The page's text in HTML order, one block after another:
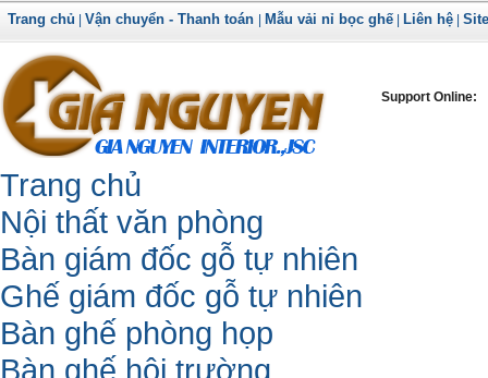
Trang chủ Vận chuyển - Thanh toán Mẫu vải nỉ bọc ghế| Liên hệ|
Support Online:
Trang chủ
Nội thất văn phòng
Bàn giám đốc gỗ tự nhiên
Ghế giám đốc gỗ tự nhiên
Bàn ghế phòng họp
Bàn ghế hội trường